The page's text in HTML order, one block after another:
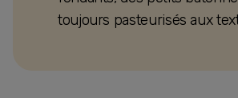
toujours pasteurisés aux